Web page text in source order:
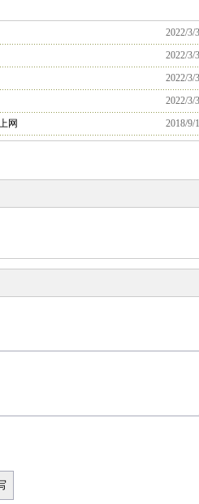
2022/3/
2022/3/
2022/3/
2022/3/
网
2018/9/